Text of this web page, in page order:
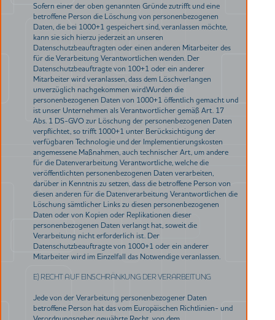
Sofern einer der oben genannten Gründe zutrifft und eine
betroffene Person die Löschung von personenbezogenen
Daten, die bei 1000+1 gespeichert sind, veranlassen möchte,
kann sie sich hierzu jederzeit an unseren
Datenschutzbeauftragten oder einen anderen Mitarbeiter des
für die Verarbeitung Verantwortlichen wenden. Der
Datenschutzbeauftragte von 100+1 oder ein anderer
Mitarbeiter wird veranlassen, dass dem Löschverlangen
unverzüglich nachgekommen wird.Wurden die
personenbezogenen Daten von 1000+1 öffentlich gemacht und
ist unser Unternehmen als Verantwortlicher gemäß Art. 17
Abs. 1 DS-GVO zur Löschung der personenbezogenen Daten
verpflichtet, so trifft 1000+1 unter Berücksichtigung der
verfügbaren Technologie und der Implementierungskosten
angemessene Maßnahmen, auch technischer Art, um andere
für die Datenverarbeitung Verantwortliche, welche die
veröffentlichten personenbezogenen Daten verarbeiten,
darüber in Kenntnis zu setzen, dass die betroffene Person von
diesen anderen für die Datenverarbeitung Verantwortlichen die
Löschung sämtlicher Links zu diesen personenbezogenen
Daten oder von Kopien oder Replikationen dieser
personenbezogenen Daten verlangt hat, soweit die
Verarbeitung nicht erforderlich ist. Der
Datenschutzbeauftragte von 1000+1 oder ein anderer
Mitarbeiter wird im Einzelfall das Notwendige veranlassen.
E) RECHT AUF EINSCHRÄNKUNG DER VERARBEITUNG
Jede von der Verarbeitung personenbezogener Daten
betroffene Person hat das vom Europäischen Richtlinien- und